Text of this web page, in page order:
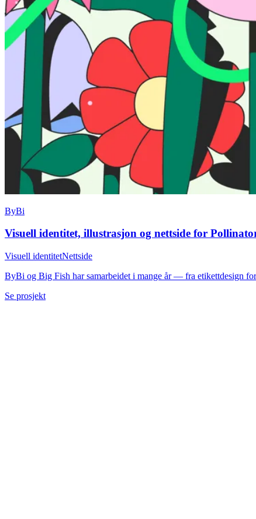
ByBi
Visuell identitet, illustrasjon og nettside for
Visuell identitetNettside
ByBi og Big Fish har samarbeidet i mange år — fra etikettdesign
Se prosjekt